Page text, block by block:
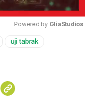
Powered by GliaStudios
uji tabrak